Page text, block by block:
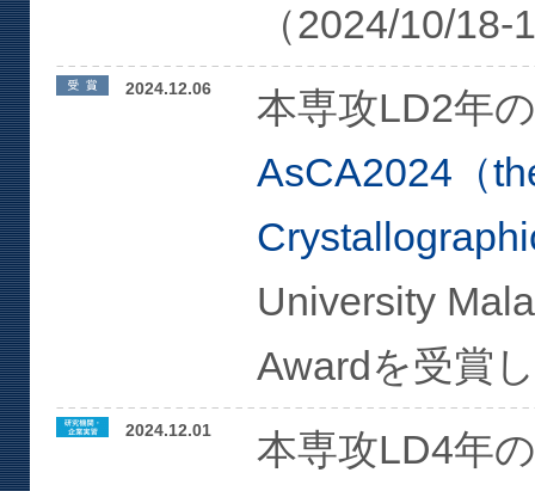
（2024/10/18-
2024.12.06
本専攻LD2年
AsCA2024（
University
Awardを受賞
2024.12.01
本専攻LD4年